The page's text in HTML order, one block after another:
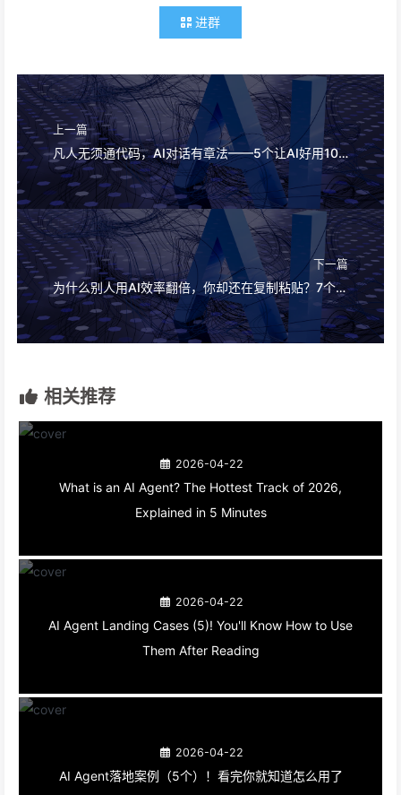
进群
上一篇
凡人无须通代码，AI对话有章法——5个让AI好用10倍的核心原则
下一篇
为什么别人用AI效率翻倍，你却还在复制粘贴？7个实战方法论
相关推荐
2026-04-22
What is an AI Agent? The Hottest Track of 2026,
Explained in 5 Minutes
2026-04-22
AI Agent Landing Cases (5)! You'll Know How to Use
Them After Reading
2026-04-22
AI Agent落地案例（5个）！看完你就知道怎么用了